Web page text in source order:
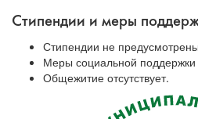
Стипендии и меры
Стипендии не
Меры социальной
Общежитие отсутствует.